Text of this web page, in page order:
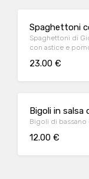
Spaghettoni
Spaghettoni di
con astice e
23.00 €
Bigoli in salsa
Bigoli di
12.00 €